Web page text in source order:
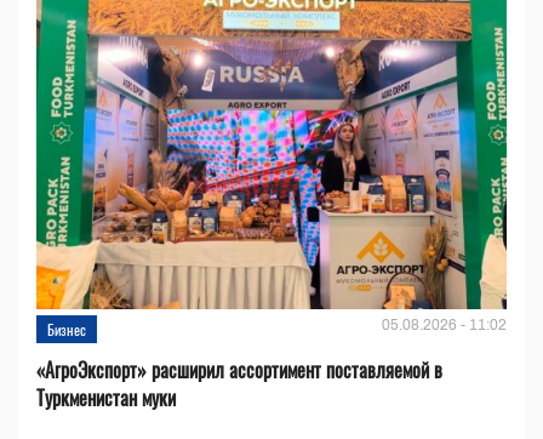
Бизнес 05.08.2026 - 11:02
«АгроЭкспорт» расширил ассортимент поставляемой в
Туркменистан муки